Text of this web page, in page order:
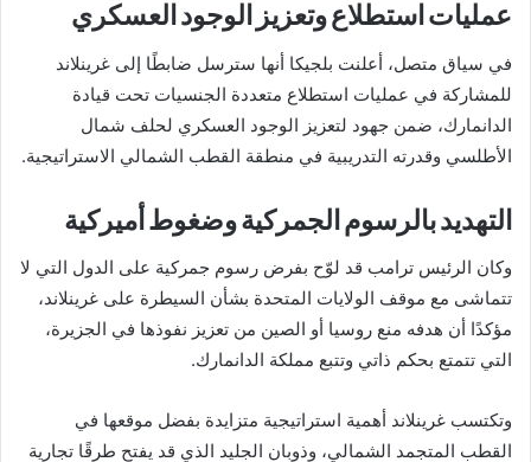
عمليات استطلاع وتعزيز الوجود العسكري
في سياق متصل، أعلنت بلجيكا أنها سترسل ضابطًا إلى غرينلاند
للمشاركة في عمليات استطلاع متعددة الجنسيات تحت قيادة
الدانمارك، ضمن جهود لتعزيز الوجود العسكري لحلف شمال
الأطلسي وقدرته التدريبية في منطقة القطب الشمالي الاستراتيجية.
التهديد بالرسوم الجمركية وضغوط أميركية
وكان الرئيس ترامب قد لوّح بفرض رسوم جمركية على الدول التي لا
تتماشى مع موقف الولايات المتحدة بشأن السيطرة على غرينلاند،
مؤكدًا أن هدفه منع روسيا أو الصين من تعزيز نفوذها في الجزيرة،
التي تتمتع بحكم ذاتي وتتبع مملكة الدانمارك.
وتكتسب غرينلاند أهمية استراتيجية متزايدة بفضل موقعها في
القطب المتجمد الشمالي، وذوبان الجليد الذي قد يفتح طرقًا تجارية